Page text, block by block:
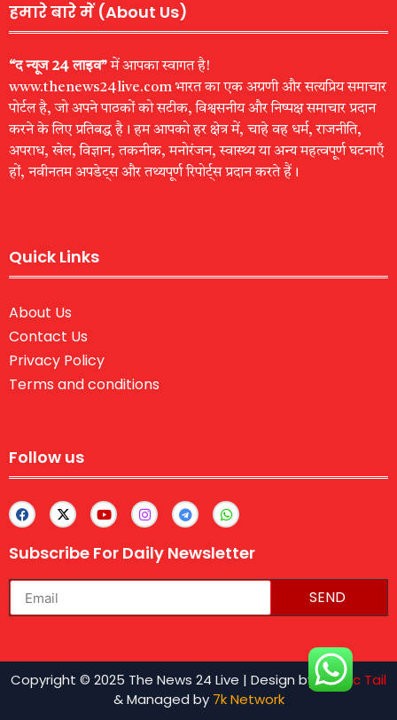
हमारे बारे में (About Us)
“द न्यूज 24 लाइव”में आपका स्वागत है!
www.thenews24live.com भारत का एक अग्रणी और सत्यप्रिय समाचार
पोर्टल है, जो अपने पाठकों को सटीक, विश्वसनीय और निष्पक्ष समाचार प्रदान
करने के लिए प्रतिबद्ध है। हम आपको हर क्षेत्र में, चाहे वह धर्म, राजनीति,
अपराध, खेल, विज्ञान, तकनीक, मनोरंजन, स्वास्थ्य या अन्य महत्वपूर्ण घटनाएँ
हों, नवीनतम अपडेट्स और तथ्यपूर्ण रिपोर्ट्स प्रदान करते हैं।
Quick Links
About Us
Contact Us
Privacy Policy
Terms and conditions
Follow us
Subscribe For Daily Newsletter
SEND
Copyright © 2025 The News 24 Live | Design byTraffic Tail
& Managed by 7k Network